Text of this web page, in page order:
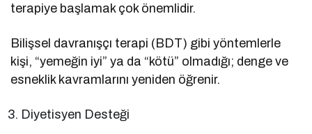
terapiye başlamak çok önemlidir.
Bilişsel davranışçı terapi (BDT) gibi yöntemlerle
kişi, “yemeğin iyi” ya da “kötü” olmadığı; denge ve
esneklik kavramlarını yeniden öğrenir.
Diyetisyen Desteği